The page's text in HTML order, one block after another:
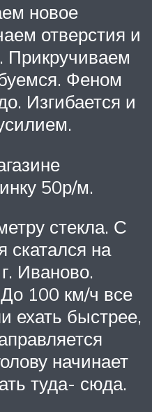
новое
отверстия и
Прикручиваем
Феном
Изгибается и
50р/м.
стекла. С
скатался на
Иваново.
100 км/ч все
ехать быстрее,
начинает
туда- сюда.